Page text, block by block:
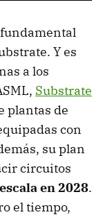
Y es
a los
Substrate
plantas de
con
su plan
circuitos
en 2028.
el tiempo,